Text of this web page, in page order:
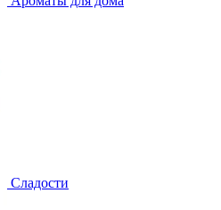
Сладости